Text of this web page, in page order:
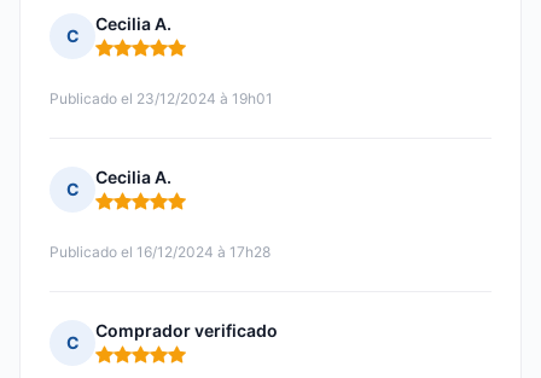
C
Cecilia A.
Nota: 5 de 5
Publicado el 23/12/2024 à 19h01
C
Cecilia A.
Nota: 5 de 5
Publicado el 16/12/2024 à 17h28
C
Comprador verificado
Nota: 5 de 5